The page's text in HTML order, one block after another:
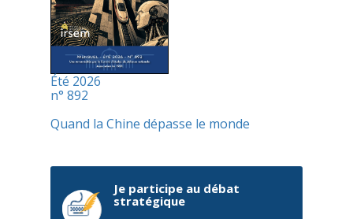
Été 2026
n° 892
Quand la Chine dépasse le monde
Je participe au débat
stratégique